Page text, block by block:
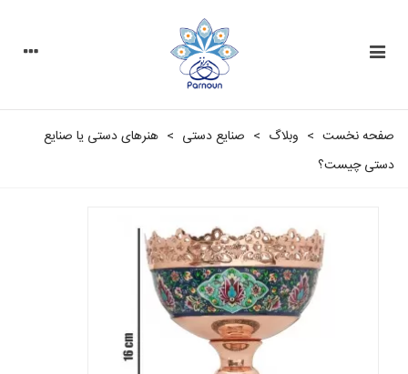
صفحه نخست > وبلاگ > صنایع دستی > هنرهای دستی یا صنایع
دستی چیست؟